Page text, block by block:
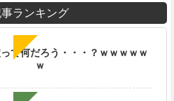
事ランキング
って何だろう・・・？ｗｗｗｗｗ
ｗ